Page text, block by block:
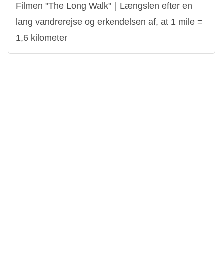
Filmen "The Long Walk"｜Længslen efter en
lang vandrerejse og erkendelsen af, at 1 mile =
1,6 kilometer